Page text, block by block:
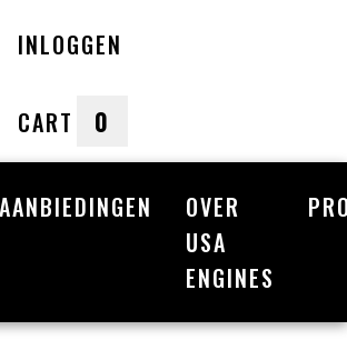
INLOGGEN
CART 0
AANBIEDINGEN
OVER
USA
ENGINES